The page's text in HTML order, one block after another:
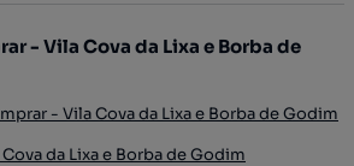
- Vila Cova da Lixa e Borba de
- Vila Cova da Lixa e Borba de Godim
da Lixa e Borba de Godim